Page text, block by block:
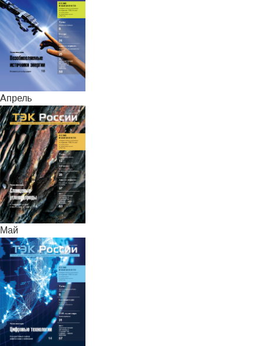
Апрель
Май